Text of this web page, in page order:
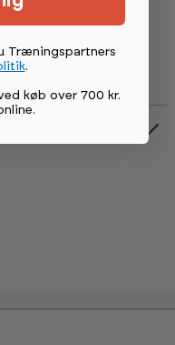
Træningspartners
.
køb over 700 kr.
.